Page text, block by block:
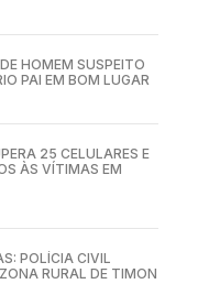
HOMEM SUSPEITO
PAI EM BOM LUGAR
25 CELULARES E
ÀS VÍTIMAS EM
POLÍCIA CIVIL
RURAL DE TIMON